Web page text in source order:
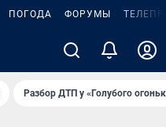
ПОГОДА ФОРУМЫ
Разбор ДТП у «Голубого